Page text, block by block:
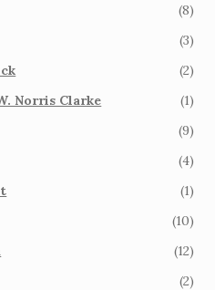
(8)
(3)
(2)
Norris Clarke
(1)
(9)
(4)
(1)
(10)
(12)
(2)